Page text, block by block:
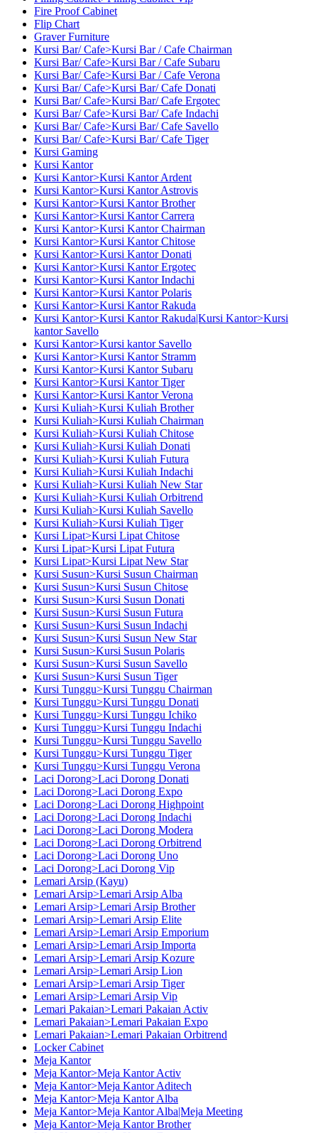
Fire Proof Cabinet
Flip Chart
Graver Furniture
Kursi Bar/ Cafe>Kursi Bar / Cafe Chairman
Kursi Bar/ Cafe>Kursi Bar / Cafe Subaru
Kursi Bar/ Cafe>Kursi Bar / Cafe Verona
Kursi Bar/ Cafe>Kursi Bar/ Cafe Donati
Kursi Bar/ Cafe>Kursi Bar/ Cafe Ergotec
Kursi Bar/ Cafe>Kursi Bar/ Cafe Indachi
Kursi Bar/ Cafe>Kursi Bar/ Cafe Savello
Kursi Bar/ Cafe>Kursi Bar/ Cafe Tiger
Kursi Gaming
Kursi Kantor
Kursi Kantor>Kursi Kantor Ardent
Kursi Kantor>Kursi Kantor Astrovis
Kursi Kantor>Kursi Kantor Brother
Kursi Kantor>Kursi Kantor Carrera
Kursi Kantor>Kursi Kantor Chairman
Kursi Kantor>Kursi Kantor Chitose
Kursi Kantor>Kursi Kantor Donati
Kursi Kantor>Kursi Kantor Ergotec
Kursi Kantor>Kursi Kantor Indachi
Kursi Kantor>Kursi Kantor Polaris
Kursi Kantor>Kursi Kantor Rakuda
Kursi Kantor>Kursi Kantor Rakuda|Kursi Kantor>Kursi
kantor Savello
Kursi Kantor>Kursi kantor Savello
Kursi Kantor>Kursi Kantor Stramm
Kursi Kantor>Kursi Kantor Subaru
Kursi Kantor>Kursi Kantor Tiger
Kursi Kantor>Kursi Kantor Verona
Kursi Kuliah>Kursi Kuliah Brother
Kursi Kuliah>Kursi Kuliah Chairman
Kursi Kuliah>Kursi Kuliah Chitose
Kursi Kuliah>Kursi Kuliah Donati
Kursi Kuliah>Kursi Kuliah Futura
Kursi Kuliah>Kursi Kuliah Indachi
Kursi Kuliah>Kursi Kuliah New Star
Kursi Kuliah>Kursi Kuliah Orbitrend
Kursi Kuliah>Kursi Kuliah Savello
Kursi Kuliah>Kursi Kuliah Tiger
Kursi Lipat>Kursi Lipat Chitose
Kursi Lipat>Kursi Lipat Futura
Kursi Lipat>Kursi Lipat New Star
Kursi Susun>Kursi Susun Chairman
Kursi Susun>Kursi Susun Chitose
Kursi Susun>Kursi Susun Donati
Kursi Susun>Kursi Susun Futura
Kursi Susun>Kursi Susun Indachi
Kursi Susun>Kursi Susun New Star
Kursi Susun>Kursi Susun Polaris
Kursi Susun>Kursi Susun Savello
Kursi Susun>Kursi Susun Tiger
Kursi Tunggu>Kursi Tunggu Chairman
Kursi Tunggu>Kursi Tunggu Donati
Kursi Tunggu>Kursi Tunggu Ichiko
Kursi Tunggu>Kursi Tunggu Indachi
Kursi Tunggu>Kursi Tunggu Savello
Kursi Tunggu>Kursi Tunggu Tiger
Kursi Tunggu>Kursi Tunggu Verona
Laci Dorong>Laci Dorong Donati
Laci Dorong>Laci Dorong Expo
Laci Dorong>Laci Dorong Highpoint
Laci Dorong>Laci Dorong Indachi
Laci Dorong>Laci Dorong Modera
Laci Dorong>Laci Dorong Orbitrend
Laci Dorong>Laci Dorong Uno
Laci Dorong>Laci Dorong Vip
Lemari Arsip (Kayu)
Lemari Arsip>Lemari Arsip Alba
Lemari Arsip>Lemari Arsip Brother
Lemari Arsip>Lemari Arsip Elite
Lemari Arsip>Lemari Arsip Emporium
Lemari Arsip>Lemari Arsip Importa
Lemari Arsip>Lemari Arsip Kozure
Lemari Arsip>Lemari Arsip Lion
Lemari Arsip>Lemari Arsip Tiger
Lemari Arsip>Lemari Arsip Vip
Lemari Pakaian>Lemari Pakaian Activ
Lemari Pakaian>Lemari Pakaian Expo
Lemari Pakaian>Lemari Pakaian Orbitrend
Locker Cabinet
Meja Kantor
Meja Kantor>Meja Kantor Activ
Meja Kantor>Meja Kantor Aditech
Meja Kantor>Meja Kantor Alba
Meja Kantor>Meja Kantor Alba|Meja Meeting
Meja Kantor>Meja Kantor Brother